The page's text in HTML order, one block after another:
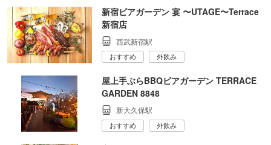
新宿ビアガーデン 宴 〜UTAGE〜Terrace
新宿店
西武新宿駅
おすすめ 外飲み
屋上手ぶらBBQビアガーデン TERRACE
GARDEN 8848
新大久保駅
おすすめ 外飲み